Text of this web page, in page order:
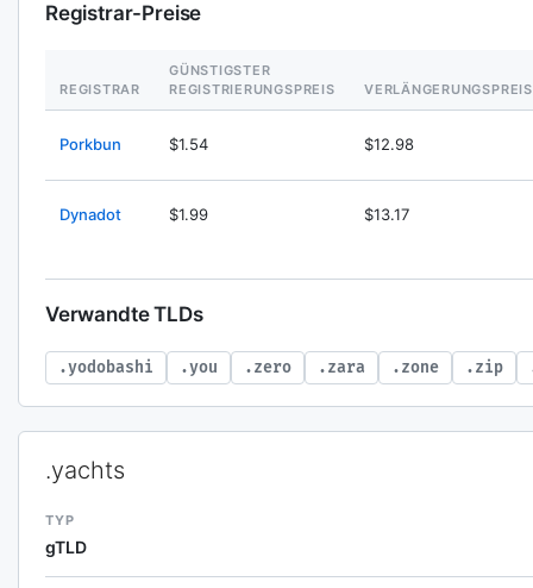
Registrar-Preise
REGISTRAR
GÜNSTIGSTER
REGISTRIERUNGSPREIS
VERLÄNGERUNGSPREIS
Porkbun $1.54 $12.98
Dynadot $1.99 $13.17
Verwandte TLDs
.yodobashi .you .zero .zara .zone .zip
.yachts
TYP
gTLD